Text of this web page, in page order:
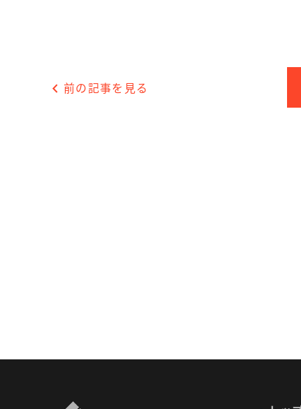
chevron_left 前の記事を見る